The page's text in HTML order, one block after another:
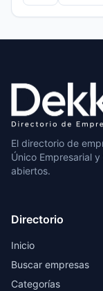
El directorio de
Único Empresarial
abiertos.
Directorio
Inicio
Buscar empresas
Categorías